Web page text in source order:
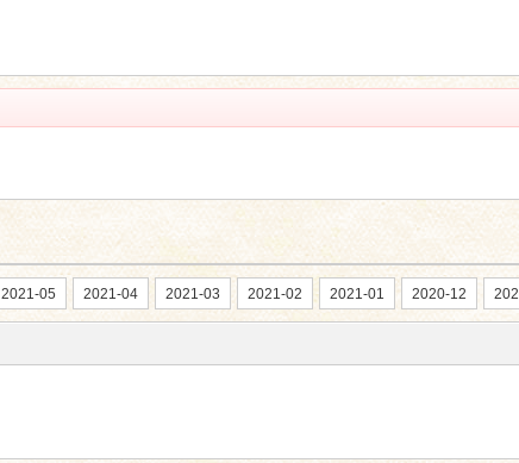
2021-05 2021-04 2021-03 2021-02 2021-01 2020-12